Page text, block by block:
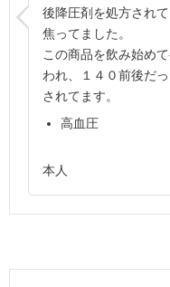
後降圧剤を処方され
焦ってました。
この商品を飲み始め
われ、１４０前後だ
されてます。
高血圧
本人